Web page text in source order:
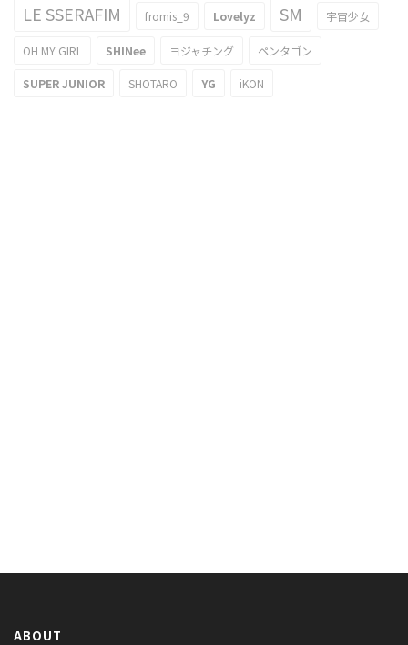
LE SSERAFIM fromis_9 Lovelyz SM 宇宙少女
OH MY GIRL SHINee ヨジャチング ペンタゴン
SUPER JUNIOR SHOTARO YG iKON
ABOUT